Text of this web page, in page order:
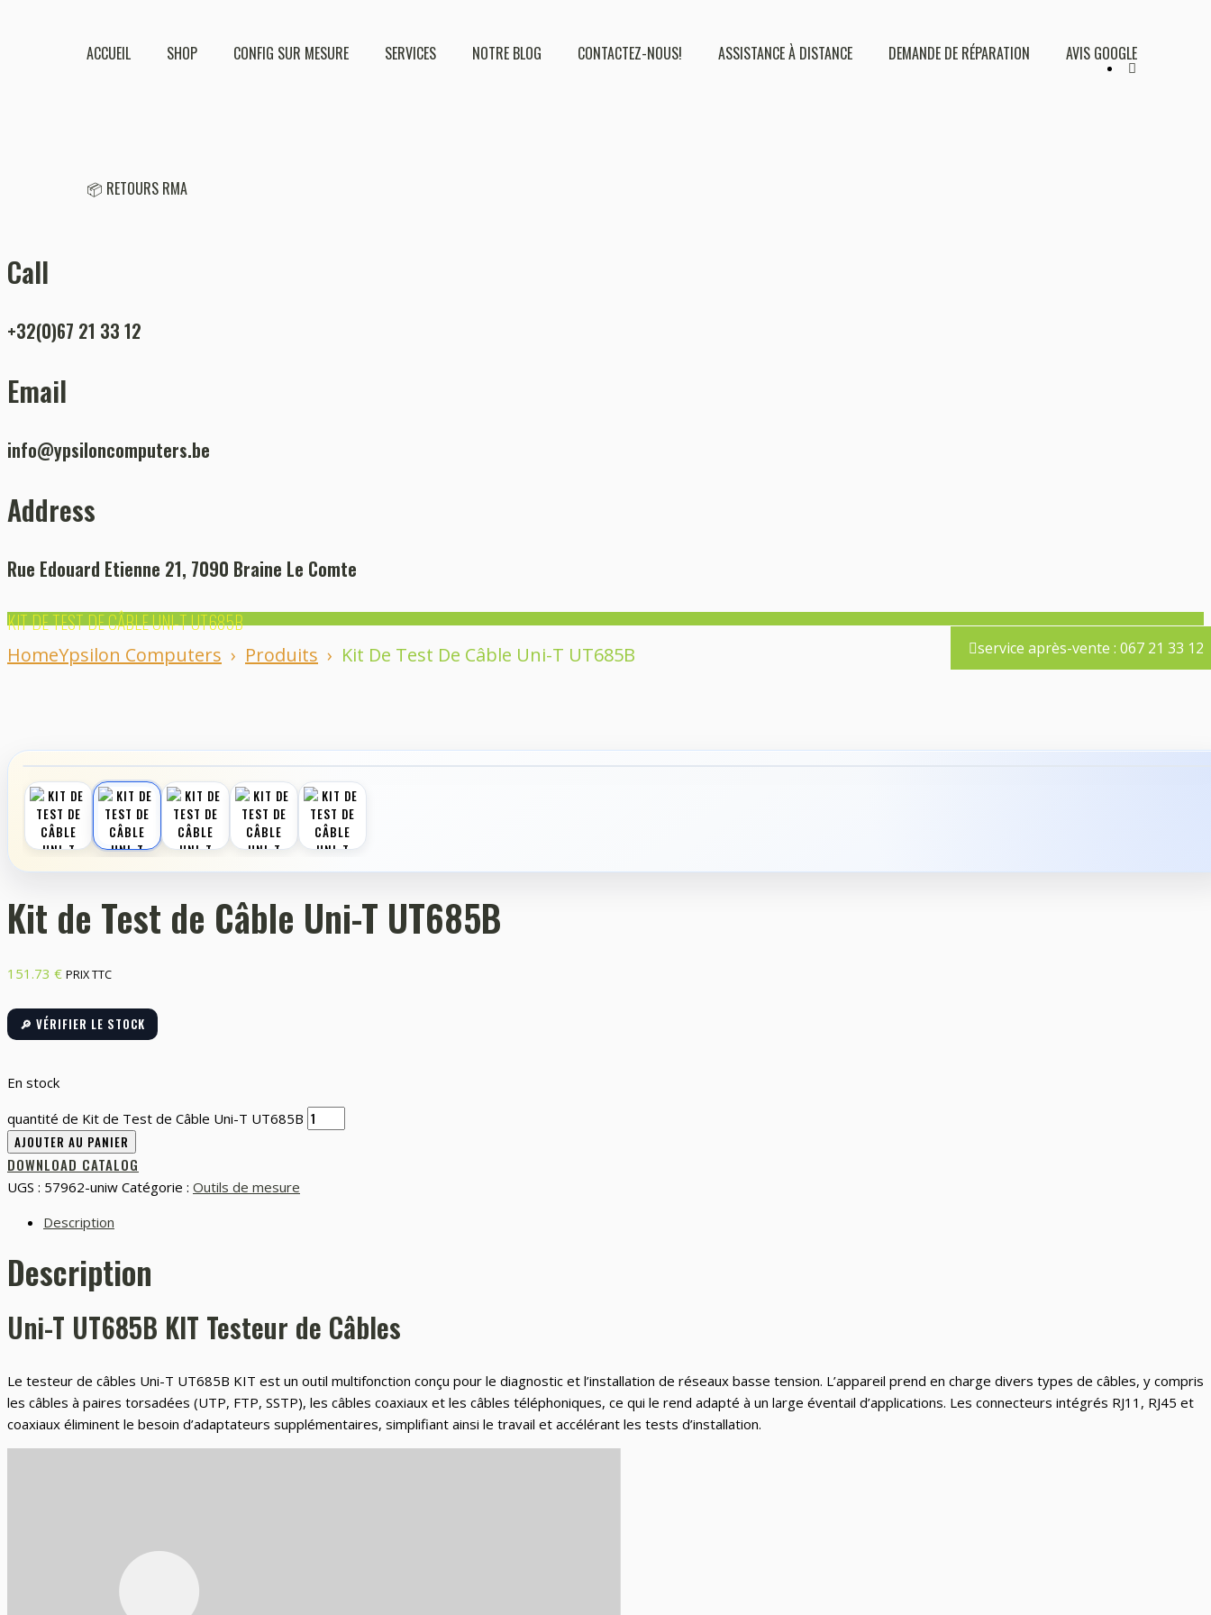
ACCUEIL SHOP CONFIG SUR MESURE SERVICES NOTRE BLOG CONTACTEZ-NOUS! ASSISTANCE À DISTANCE DEMANDE DE RÉPARATION AVIS GOOGLE
📦 RETOURS RMA
Call
+32(0)67 21 33 12
Email
info@ypsiloncomputers.be
Address
Rue Edouard Etienne 21, 7090 Braine Le Comte
service après-vente : 067 21 33 12
KIT DE TEST DE CÂBLE UNI-T UT685B
HomeYpsilon Computers › Produits › Kit De Test De Câble Uni-T UT685B
‹
Kit de Test de Câble Uni-T UT685B
151.73 € PRIX TTC
🔎 VÉRIFIER LE STOCK
En stock
quantité de Kit de Test de Câble Uni-T UT685B
AJOUTER AU PANIER
DOWNLOAD CATALOG
UGS : 57962-uniw Catégorie : Outils de mesure
Description
Description
Uni-T UT685B KIT Testeur de Câbles
Le testeur de câbles Uni-T UT685B KIT est un outil multifonction conçu pour le diagnostic et l’installation de réseaux basse tension. L’appareil prend en charge divers types de câbles, y compris
les câbles à paires torsadées (UTP, FTP, SSTP), les câbles coaxiaux et les câbles téléphoniques, ce qui le rend adapté à un large éventail d’applications. Les connecteurs intégrés RJ11, RJ45 et
coaxiaux éliminent le besoin d’adaptateurs supplémentaires, simplifiant ainsi le travail et accélérant les tests d’installation.